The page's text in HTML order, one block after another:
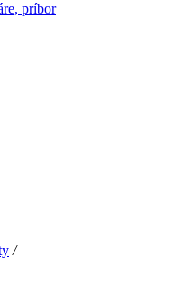
príbor
/